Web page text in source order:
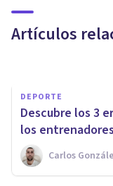
Artículos
fuentes
DEPORTE
Descubre los 3
los
Carlos